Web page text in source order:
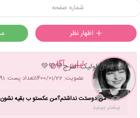
لیلی_آگان
عضویت: 1400/01/22 تعداد پست: 125191
اللهم عجل لولیک الفرج💚💚💚
من دوستت نداشتم؟من عکستو ب بقیه نشون
عکس بدافتاده وگرنه جذابه😒
بیشتر ببینید